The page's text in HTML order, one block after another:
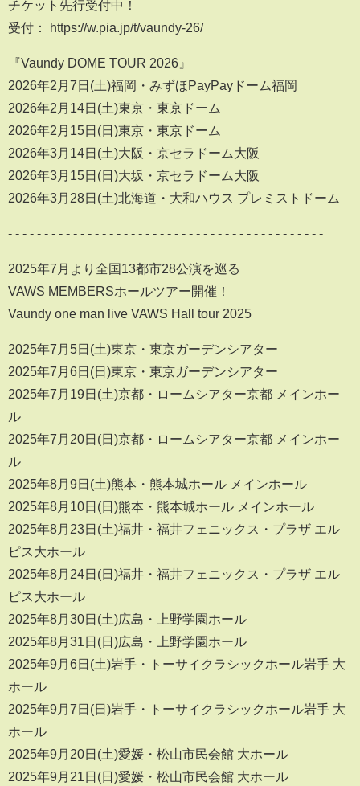
チケット先行受付中！
受付： https://w.pia.jp/t/vaundy-26/
『Vaundy DOME TOUR 2026』
2026年2月7日(土)福岡・みずほPayPayドーム福岡
2026年2月14日(土)東京・東京ドーム
2026年2月15日(日)東京・東京ドーム
2026年3月14日(土)大阪・京セラドーム大阪
2026年3月15日(日)大坂・京セラドーム大阪
2026年3月28日(土)北海道・⼤和ハウス プレミストドーム
- - - - - - - - - - - - - - - - - - - - - - - - - - - - - - - - - - - - - - - - - - - -
2025年7月より全国13都市28公演を巡る
VAWS MEMBERSホールツアー開催！
Vaundy one man live VAWS Hall tour 2025
2025年7月5日(土)東京・東京ガーデンシアター
2025年7月6日(日)東京・東京ガーデンシアター
2025年7月19日(土)京都・ロームシアター京都 メインホー
ル
2025年7月20日(日)京都・ロームシアター京都 メインホー
ル
2025年8月9日(土)熊本・熊本城ホール メインホール
2025年8月10日(日)熊本・熊本城ホール メインホール
2025年8月23日(土)福井・福井フェニックス・プラザ エル
ピス大ホール
2025年8月24日(日)福井・福井フェニックス・プラザ エル
ピス大ホール
2025年8月30日(土)広島・上野学園ホール
2025年8月31日(日)広島・上野学園ホール
2025年9月6日(土)岩手・トーサイクラシックホール岩手 大
ホール
2025年9月7日(日)岩手・トーサイクラシックホール岩手 大
ホール
2025年9月20日(土)愛媛・松山市民会館 大ホール
2025年9月21日(日)愛媛・松山市民会館 大ホール